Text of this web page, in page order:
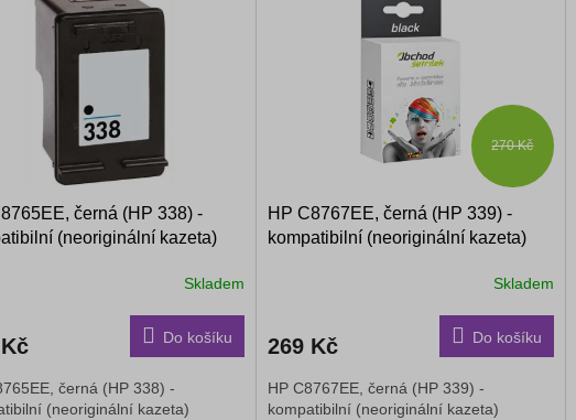
černá (HP 338) -
(neoriginální kazeta)
Skladem
Do košíku
černá (HP 338) -
(neoriginální kazeta)
270 Kč
HP C8767EE, černá (HP 339) -
kompatibilní (neoriginální kazeta)
Skladem
269 Kč Do košíku
HP C8767EE, černá (HP 339) -
kompatibilní (neoriginální kazeta)